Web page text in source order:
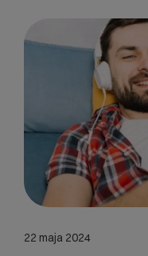
22 maja 2024